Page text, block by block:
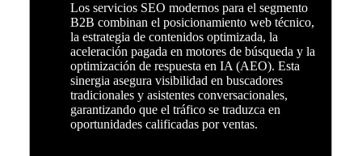
Los servicios SEO modernos para el segmento
B2B combinan el posicionamiento web técnico,
la estrategia de contenidos optimizada, la
aceleración pagada en motores de búsqueda y la
optimización de respuesta en IA (AEO). Esta
sinergia asegura visibilidad en buscadores
tradicionales y asistentes conversacionales,
garantizando que el tráfico se traduzca en
oportunidades calificadas por ventas.